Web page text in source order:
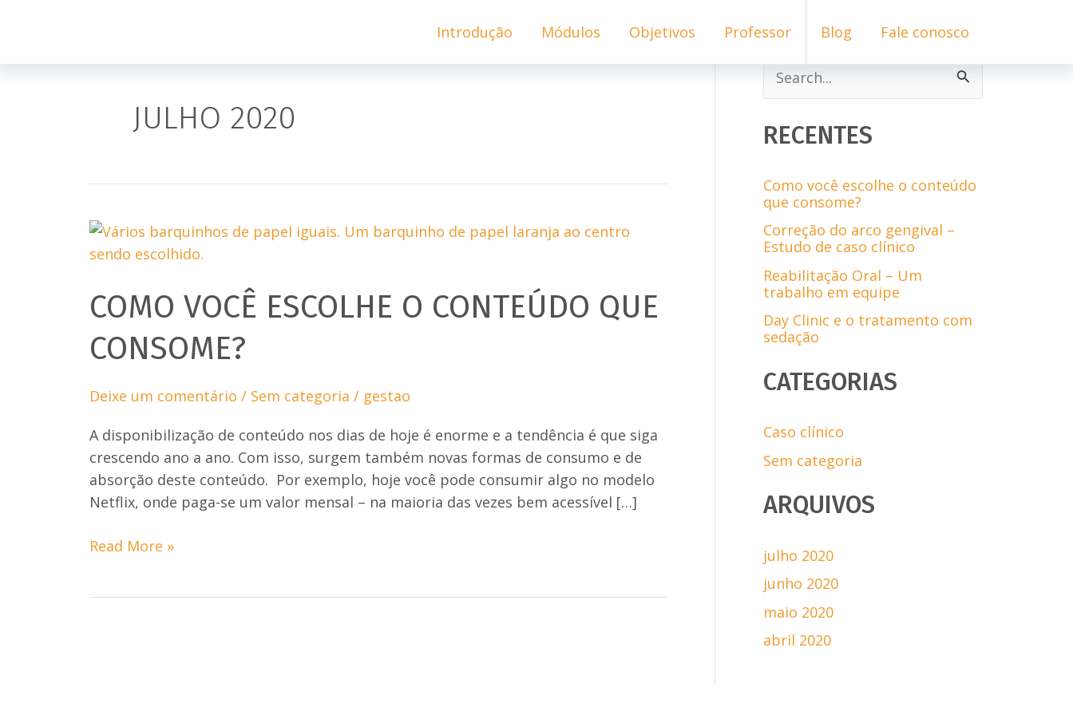
Ir
Introdução Módulos Objetivos Professor Blog Fale conosco
JULHO 2020
COMO VOCÊ ESCOLHE O CONTEÚDO QUE
CONSOME?
Deixe um comentário / Sem categoria / gestao
A disponibilização de conteúdo nos dias de hoje é enorme e a tendência é que siga
crescendo ano a ano. Com isso, surgem também novas formas de consumo e de
absorção deste conteúdo. Por exemplo, hoje você pode consumir algo no modelo
Netflix, onde paga-se um valor mensal – na maioria das vezes bem acessível […]
Como
Read More »
P
e
s
u
i
s
a
r
p
r
RECENTES
Como você escolhe o conteúdo
que consome?
Correção do arco gengival –
Estudo de caso clínico
Reabilitação Oral – Um
trabalho em equipe
Day Clinic e o tratamento com
sedação
CATEGORIAS
Caso clínico
Sem categoria
ARQUIVOS
julho 2020
junho 2020
maio 2020
abril 2020